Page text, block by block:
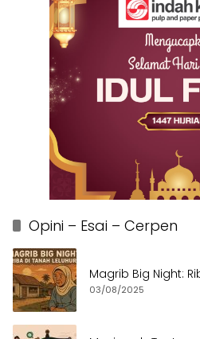
Opini – Esai – Cerpen
Magrib Big Night:
03/08/2025